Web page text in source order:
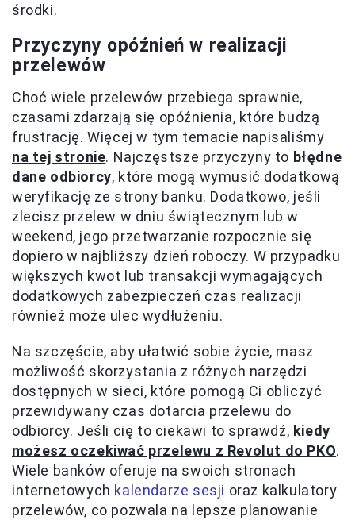
środki.
Przyczyny opóźnień w realizacji
przelewów
Choć wiele przelewów przebiega sprawnie,
czasami zdarzają się opóźnienia, które budzą
frustrację. Więcej w tym temacie napisaliśmy
na tej stronie. Najczęstsze przyczyny to błędne
dane odbiorcy, które mogą wymusić dodatkową
weryfikację ze strony banku. Dodatkowo, jeśli
zlecisz przelew w dniu świątecznym lub w
weekend, jego przetwarzanie rozpocznie się
dopiero w najbliższy dzień roboczy. W przypadku
większych kwot lub transakcji wymagających
dodatkowych zabezpieczeń czas realizacji
również może ulec wydłużeniu.
Na szczęście, aby ułatwić sobie życie, masz
możliwość skorzystania z różnych narzędzi
dostępnych w sieci, które pomogą Ci obliczyć
przewidywany czas dotarcia przelewu do
odbiorcy. Jeśli cię to ciekawi to sprawdź, kiedy
możesz oczekiwać przelewu z Revolut do PKO.
Wiele banków oferuje na swoich stronach
internetowych kalendarze sesji oraz kalkulatory
przelewów, co pozwala na lepsze planowanie